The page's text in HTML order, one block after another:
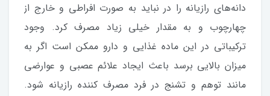
دانه‌های رازیانه را در نباید به صورت افراطی و خارج از
چهارچوب و به مقدار خیلی زیاد مصرف کرد. وجود
ترکیباتی در این ماده غذایی و دارو ممکن است اگر به
میزان بالایی برسد باعث ایجاد علائم عصبی و عوارضی
مانند توهم و تشنج در فرد مصرف کننده رازیانه شود.